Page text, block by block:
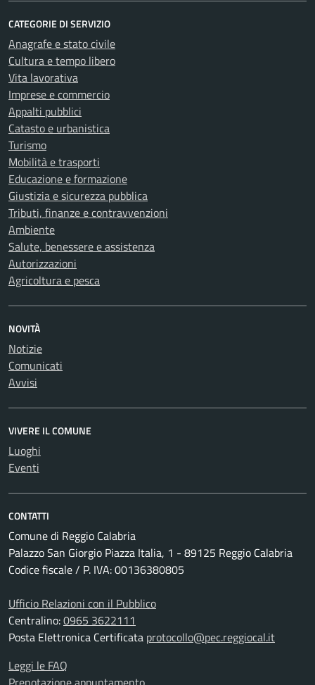
CATEGORIE DI SERVIZIO
Anagrafe e stato civile
Cultura e tempo libero
Vita lavorativa
Imprese e commercio
Appalti pubblici
Catasto e urbanistica
Turismo
Mobilità e trasporti
Educazione e formazione
Giustizia e sicurezza pubblica
Tributi, finanze e contravvenzioni
Ambiente
Salute, benessere e assistenza
Autorizzazioni
Agricoltura e pesca
NOVITÀ
Notizie
Comunicati
Avvisi
VIVERE IL COMUNE
Luoghi
Eventi
CONTATTI
Comune di Reggio Calabria
Palazzo San Giorgio Piazza Italia, 1 - 89125 Reggio Calabria
Codice fiscale / P. IVA: 00136380805
Ufficio Relazioni con il Pubblico
Centralino:0965 3622111
Posta Elettronica Certificata protocollo@pec.reggiocal.it
Leggi le FAQ